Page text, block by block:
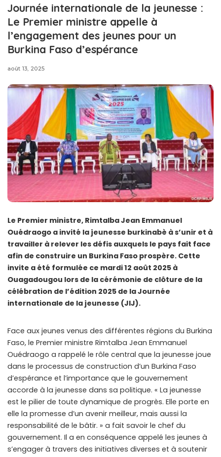
Journée internationale de la jeunesse :
Le Premier ministre appelle à
l’engagement des jeunes pour un
Burkina Faso d’espérance
août 13, 2025
Le Premier ministre, Rimtalba Jean Emmanuel
Ouédraogo a invité la jeunesse burkinabè à s’unir et à
travailler à relever les défis auxquels le pays fait face
afin de construire un Burkina Faso prospère. Cette
invite a été formulée ce mardi 12 août 2025 à
Ouagadougou lors de la cérémonie de clôture de la
célébration de l’édition 2025 de la Journée
internationale de la jeunesse (JIJ).
Face aux jeunes venus des différentes régions du Burkina
Faso, le Premier ministre Rimtalba Jean Emmanuel
Ouédraogo a rappelé le rôle central que la jeunesse joue
dans le processus de construction d’un Burkina Faso
d’espérance et l’importance que le gouvernement
accorde à la jeunesse dans sa politique. « La jeunesse
est le pilier de toute dynamique de progrès. Elle porte en
elle la promesse d’un avenir meilleur, mais aussi la
responsabilité de le bâtir. » a fait savoir le chef du
gouvernement. Il a en conséquence appelé les jeunes à
s’engager à travers des initiatives diverses et à soutenir